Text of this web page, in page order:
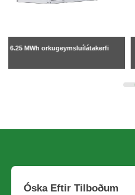
5 MWh orkugeymsluílátakerfi
Óska Eftir Tilboðum